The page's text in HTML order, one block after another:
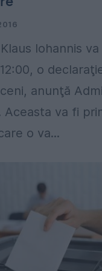
Iohannis
o
anunţă
Aceasta va fi
o va...